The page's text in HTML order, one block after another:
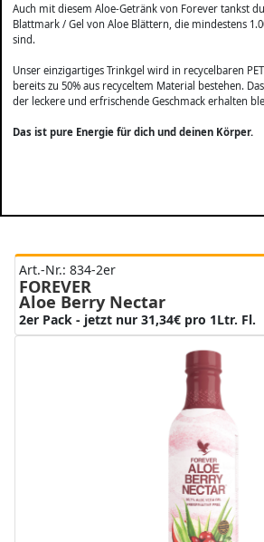
Auch mit diesem Aloe-Getränk von Forever tankst
Blattmark / Gel von Aloe Blättern, die mindestens
sind.
Unser einzigartiges Trinkgel wird in recycelbaren
bereits zu 50% aus recyceltem Material bestehen.
der leckere und erfrischende Geschmack erhalten
Das ist pure Energie für dich und deinen Körper.
Art.-Nr.: 834-2er
FOREVER
Aloe Berry Nectar
2er Pack - jetzt nur 31,34€ pro 1Ltr. Fl.